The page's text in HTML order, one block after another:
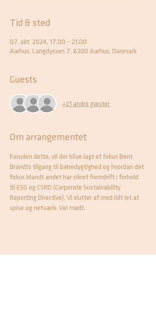
Tid & sted
07. okt. 2024, 17.00 – 21.00
Aarhus, Langdyssen 7, 8200 Aarhus, Danmark
Guests
+21 andre gæster
Om arrangementet
Foruden dette, vil der blive lagt et fokus Bent
Brandts tilgang til bæredygtighed og hvordan det
fokus blandt andet har sikret fremdrift i forhold
til ESG og CSRD (Corporate Sustainability
Reporting Directive). Vi slutter af med lidt let at
spise og netværk. Vel mødt.